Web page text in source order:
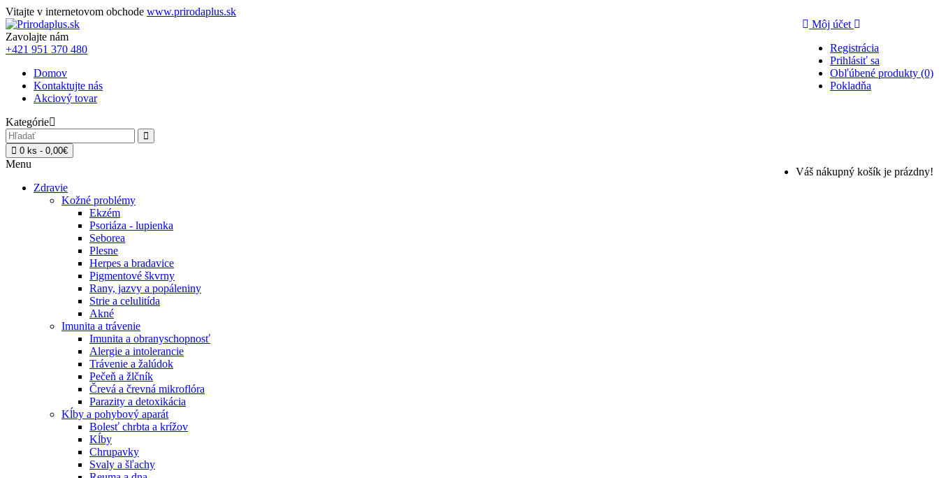
Vitajte v internetovom obchode www.prirodaplus.sk
Môj účet
Registrácia
Prihlásiť sa
Obľúbené produkty (0)
Pokladňa
Zavolajte nám
+421 951 370 480
Domov
Kontaktujte nás
Akciový tovar
Kategórie
0 ks - 0,00€
Váš nákupný košík je prázdny!
Menu
Zdravie
Kožné problémy
Ekzém
Psoriáza - lupienka
Seborea
Plesne
Herpes a bradavice
Pigmentové škvrny
Rany, jazvy a popáleniny
Strie a celulitída
Akné
Imunita a trávenie
Imunita a obranyschopnosť
Alergie a intolerancie
Trávenie a žalúdok
Pečeň a žlčník
Črevá a črevná mikroflóra
Parazity a detoxikácia
Kĺby a pohybový aparát
Bolesť chrbta a krížov
Kĺby
Chrupavky
Svaly a šľachy